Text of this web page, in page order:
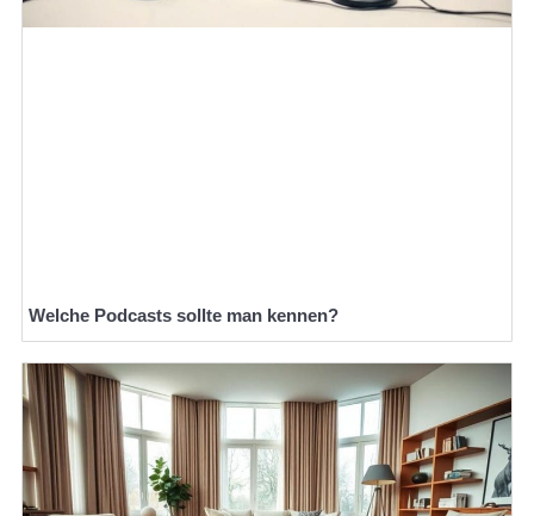
Welche Podcasts sollte man kennen?